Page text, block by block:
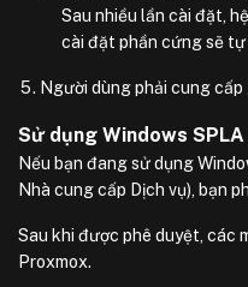
Sau nhiều lần cài đặt,
cài đặt phần cứng sẽ
Người dùng phải cung cấp
Sử dụng Windows SPLA
Nếu bạn đang sử dụng
Nhà cung cấp Dịch vụ), bạn
Sau khi được phê duyệt, các
Proxmox.